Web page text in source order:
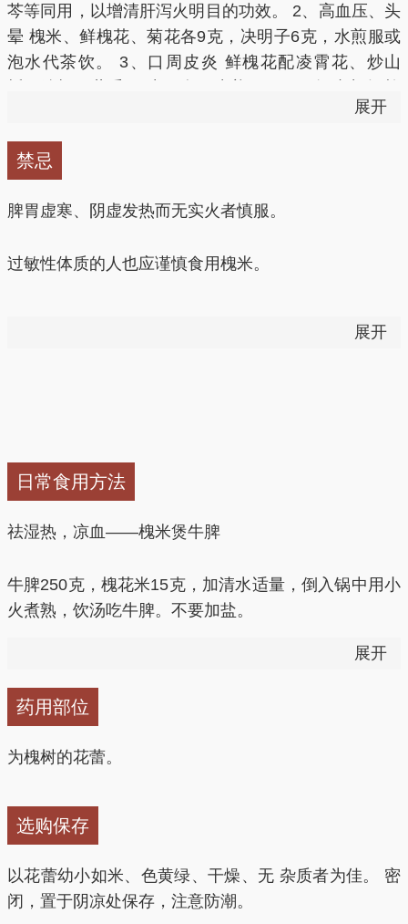
芩等同用，以增清肝泻火明目的功效。 2、高血压、头
晕 槐米、鲜槐花、菊花各9克，决明子6克，水煎服或
泡水代茶饮。 3、口周皮炎 鲜槐花配凌霄花、炒山
米、白芨各9克，百各霜、仙鹤草、 蒲黄各6克，水煎
服。 5、痔疮肿痛 槐米、苦参各15克，白矾6克，水煎
熏洗。 6、降火败毒、明目 菊花、槐米、绿茶各3克，
杯内，冲入开水，即可饮用。最宜夏季消暑去火。
展开
禁忌
脾胃虚寒、阴虚发热而无实火者慎服。
过敏性体质的人也应谨慎食用槐米。
展开
日常食用方法
祛湿热，凉血——槐米煲牛脾
牛脾250克，槐花米15克，加清水适量，倒入锅中用小
火煮熟，饮汤吃牛脾。不要加盐。
鲜马齿苋100克，槐花30克，粳米200克，红糖适量。
花拣杂洗净，晾干研末待用。粳米洗净放入沙锅，加
末并加入马齿苋末及红糖，再用小火煨煮熟。早晚2次
分服。
清热凉血——槐花大黄蜜饮
展开
药用部位
为槐树的花蕾。
选购保存
以花蕾幼小如米、色黄绿、干燥、无 杂质者为佳。 密
闭，置于阴凉处保存，注意防潮。